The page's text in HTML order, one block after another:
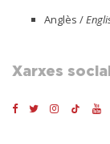
Anglès /
Xarxes